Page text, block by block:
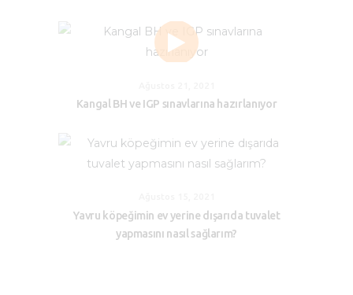
Kangal BH ve IGP sınavlarına hazırlanıyor
Yavru köpeğimin ev yerine dışarıda tuvalet
yapmasını nasıl sağlarım?